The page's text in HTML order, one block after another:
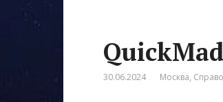
30.06.2024 Москва,